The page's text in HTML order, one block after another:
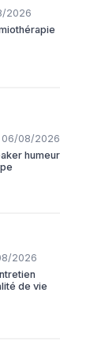
2026
06/08/2026
humeur
2026
de vie